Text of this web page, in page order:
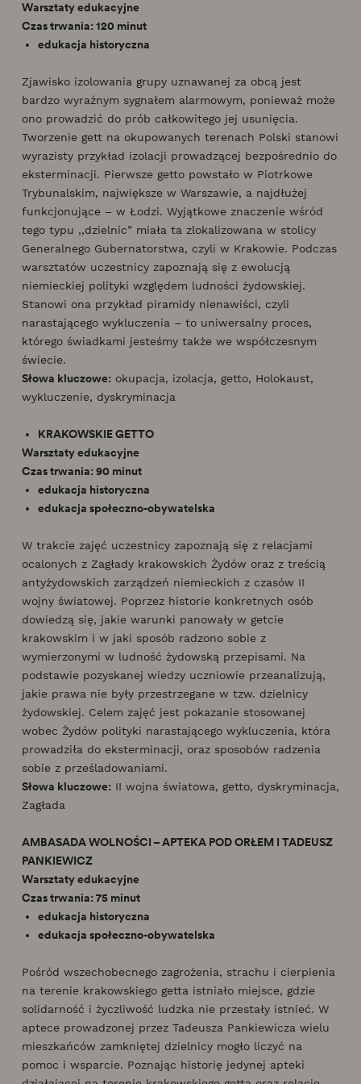
Warsztaty edukacyjne
Czas trwania: 120 minut
edukacja historyczna
Zjawisko izolowania grupy uznawanej za obcą jest
bardzo wyraźnym sygnałem alarmowym, ponieważ może
ono prowadzić do prób całkowitego jej usunięcia.
Tworzenie gett na okupowanych terenach Polski stanowi
wyrazisty przykład izolacji prowadzącej bezpośrednio do
eksterminacji. Pierwsze getto powstało w Piotrkowe
Trybunalskim, największe w Warszawie, a najdłużej
funkcjonujące – w Łodzi. Wyjątkowe znaczenie wśród
tego typu ,,dzielnic” miała ta zlokalizowana w stolicy
Generalnego Gubernatorstwa, czyli w Krakowie. Podczas
warsztatów uczestnicy zapoznają się z ewolucją
niemieckiej polityki względem ludności żydowskiej.
Stanowi ona przykład piramidy nienawiści, czyli
narastającego wykluczenia – to uniwersalny proces,
którego świadkami jesteśmy także we współczesnym
świecie.
Słowa kluczowe: okupacja, izolacja, getto, Holokaust,
wykluczenie, dyskryminacja
KRAKOWSKIE GETTO
Warsztaty edukacyjne
Czas trwania: 90 minut
edukacja historyczna
edukacja społeczno-obywatelska
W trakcie zajęć uczestnicy zapoznają się z relacjami
ocalonych z Zagłady krakowskich Żydów oraz z treścią
antyżydowskich zarządzeń niemieckich z czasów II
wojny światowej. Poprzez historie konkretnych osób
dowiedzą się, jakie warunki panowały w getcie
krakowskim i w jaki sposób radzono sobie z
wymierzonymi w ludność żydowską przepisami. Na
podstawie pozyskanej wiedzy uczniowie przeanalizują,
jakie prawa nie były przestrzegane w tzw. dzielnicy
żydowskiej. Celem zajęć jest pokazanie stosowanej
wobec Żydów polityki narastającego wykluczenia, która
prowadziła do eksterminacji, oraz sposobów radzenia
sobie z prześladowaniami.
Słowa kluczowe: II wojna światowa, getto, dyskryminacja,
Zagłada
AMBASADA WOLNOŚCI – APTEKA POD ORŁEM I TADEUSZ
PANKIEWICZ
Warsztaty edukacyjne
Czas trwania: 75 minut
edukacja historyczna
edukacja społeczno-obywatelska
Pośród wszechobecnego zagrożenia, strachu i cierpienia
na terenie krakowskiego getta istniało miejsce, gdzie
solidarność i życzliwość ludzka nie przestały istnieć. W
aptece prowadzonej przez Tadeusza Pankiewicza wielu
mieszkańców zamkniętej dzielnicy mogło liczyć na
pomoc i wsparcie. Poznając historię jedynej apteki